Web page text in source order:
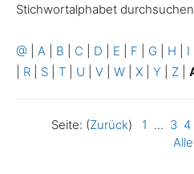
Stichwortalphabet
@ A B C D E F G H I
R S T U V W X Y Z
Seite: (Zurück) 1 ... 3 4
Alle